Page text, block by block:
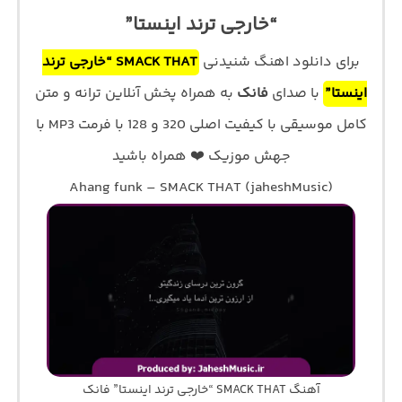
“خارجی ترند اینستا”
برای دانلود اهنگ شنیدنی
SMACK THAT “خارجی ترند
اینستا” با صدای فانک به همراه پخش آنلاین ترانه و متن
کامل موسیقی با کیفیت اصلی 320 و 128 با فرمت MP3 با
جهش موزیک ❤️ همراه باشید
Ahang funk – SMACK THAT (jaheshMusic)
آهنگ SMACK THAT “خارجی ترند اینستا” فانک